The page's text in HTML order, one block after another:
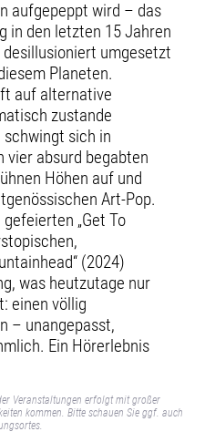
aufgepeppt wird – das
in den letzten 15 Jahren
umgesetzt
Planeten.
auf alternative
zustande
schwingt sich in
vier absurd begabten
Höhen auf und
Art-Pop.
„Get To
(2024)
was heutzutage nur
einen völlig
– unangepasst,
Ein Hörerlebnis
Veranstaltungen erfolgt mit großer
kommen. Bitte schauen Sie ggf. auch